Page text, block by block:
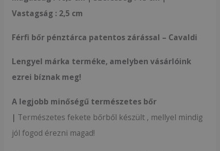
Vastagság : 2,5 cm
Férfi bőr pénztárca patentos zárással – Cavaldi
Lengyel márka terméke, amelyben vásárlóink ​​
ezrei bíznak meg!
A legjobb minőségű természetes bőr
| Természetes fekete bőrből készült , mellyel mindig
jól fogod érezni magad!